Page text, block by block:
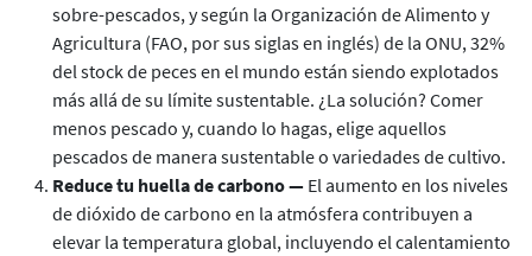
sobre-pescados, y según la Organización de Alimento y
Agricultura (FAO, por sus siglas en inglés) de la ONU, 32%
del stock de peces en el mundo están siendo explotados
más allá de su límite sustentable. ¿La solución? Comer
menos pescado y, cuando lo hagas, elige aquellos
pescados de manera sustentable o variedades de cultivo.
Reduce tu huella de carbono — El aumento en los niveles
de dióxido de carbono en la atmósfera contribuyen a
elevar la temperatura global, incluyendo el calentamiento